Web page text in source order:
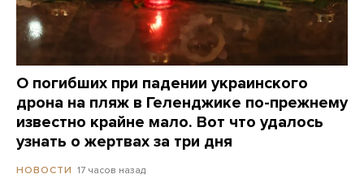
О погибших при падении украинского
дрона на пляж в Геленджике по-прежнему
известно крайне мало. Вот что удалось
узнать о жертвах за три дня
НОВОСТИ 17 часов назад